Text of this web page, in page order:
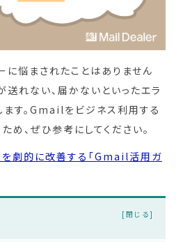
に悩まされたことはありません
れない、届かないといったエラ
す。Gmailをビジネス利用する
め、ぜひ参考にしてください。
劇的に改善する「Gmail活用ガ